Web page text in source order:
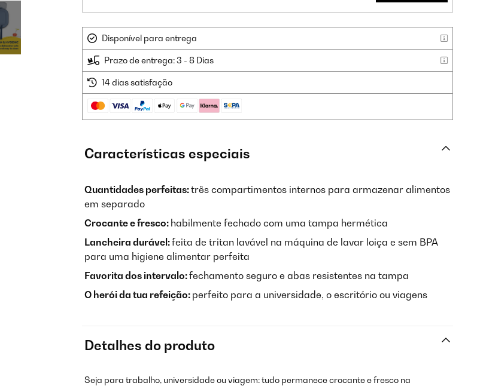
Disponível para entrega
Prazo de entrega: 3 - 8 Dias
14 dias satisfação
Características especiais
Quantidades perfeitas:três compartimentos internos para armazenar alimentos
em separado
Crocante e fresco: habilmente fechado com uma tampa hermética
Lancheira durável:feita de tritan lavável na máquina de lavar loiça e sem BPA
para uma higiene alimentar perfeita
Favorita dos intervalo:fechamento seguro e abas resistentes na tampa
O herói da tua refeição: perfeito para a universidade, o escritório ou viagens
Detalhes do produto
Seja para trabalho, universidade ou viagem: tudo permanece crocante e fresco na